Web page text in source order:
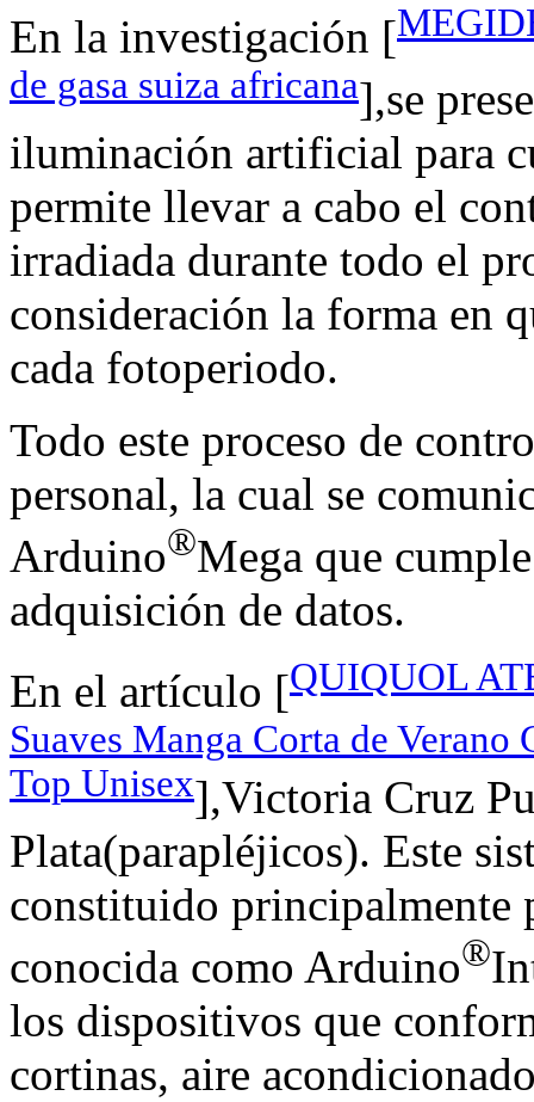
En la investigación [
de gasa suiza africana],se
iluminación artificial para
permite llevar a cabo el
irradiada durante todo el
consideración la forma en
cada fotoperiodo.
Todo este proceso de
personal, la cual se
Arduino®Mega que
adquisición de datos.
En el artículo [QUIQUOL
Suaves Manga Corta de Verano
Top Unisex],Victoria Cruz
Plata(parapléjicos). Este
constituido principalmente
conocida como Arduino®
los dispositivos que
cortinas, aire